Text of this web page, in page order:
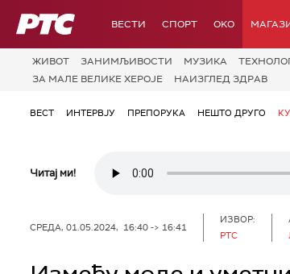
РТС ВЕСТИ СПОРТ OKO
ЖИВОТ ЗАНИМЉИВОСТИ МУЗИКА
ЗА МАЛЕ ВЕЛИКЕ ХЕРОЈЕ
НАИЗГЛЕД ЗДРАВ
ВЕСТ ИНТЕРВЈУ ПРЕПОРУКА НЕШТО ДРУГО
Читај ми!
СРЕДА, 01.05.2024, 16:40 -> 16:41
ИЗВОР:
РТС